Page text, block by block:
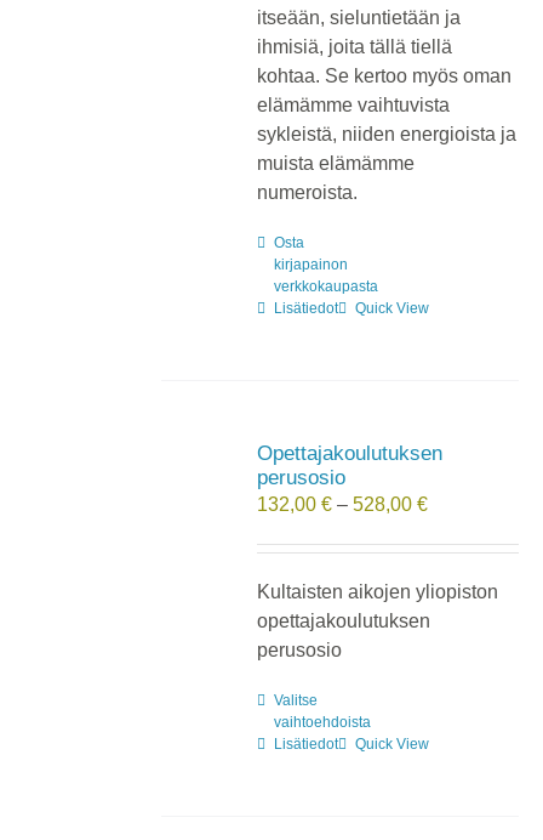
itseään, sielun­tietään ja
ihmisiä, joita tällä tiellä
kohtaa. Se kertoo myös oman
elämämme vaihtuvista
sykleistä, niiden energioista ja
muista elämämme
numeroista.
Osta
kirjapainon
verkkokaupasta
Lisätiedot
Quick View
Opettajakoulutuksen
perusosio
132,00€ – 528,00€Hintaluokka:
528,00 €
Kultaisten aikojen yliopiston
opettajakoulutuksen
perusosio
Valitse
vaihtoehdoista
Lisätiedot Quick View